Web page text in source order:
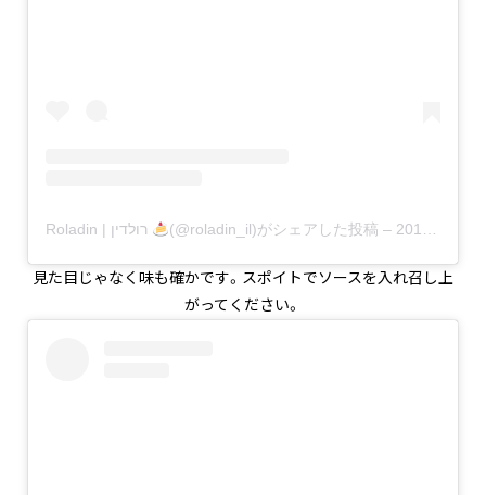
(@roladin_il)がシェアした投稿 – 2019年12月月9日午前3時09分PST
見た目じゃなく味も確かです。スポイトでソースを入れ召し上
がってください。